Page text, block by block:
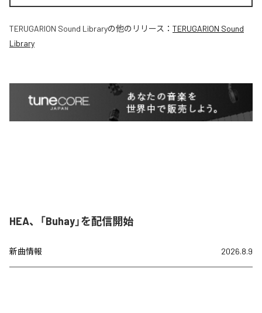
TERUGARION Sound Libraryの他のリリース： TERUGARION Sound
Library
HEA、「Buhay」を配信開始
新曲情報 2026.8.9